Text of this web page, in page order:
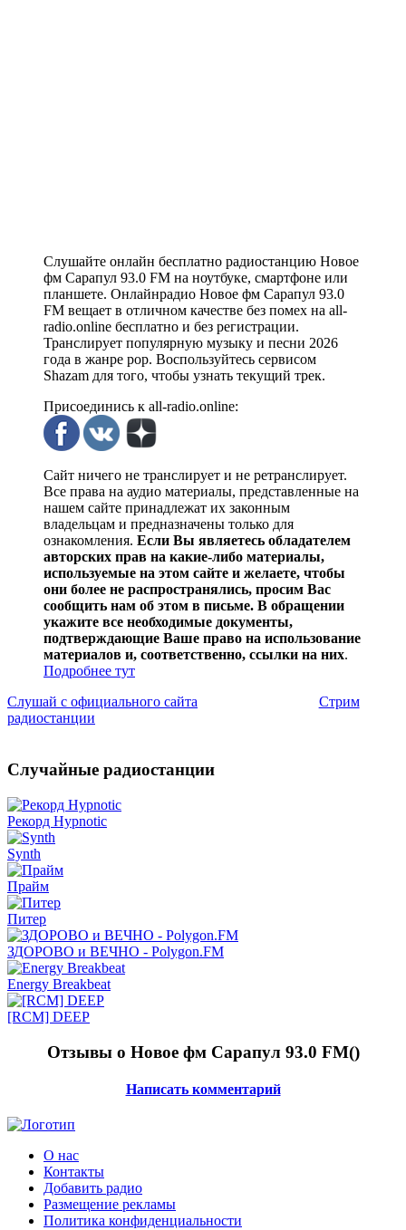
Слушайте онлайн бесплатно радиостанцию Новое
фм Сарапул 93.0 FM на ноутбуке, смартфоне или
планшете. Онлайнрадио Новое фм Сарапул 93.0
FM вещает в отличном качестве без помех на all-
radio.online бесплатно и без регистрации.
Транслирует популярную музыку и песни 2026
года в жанре pop. Воспользуйтесь сервисом
Shazam для того, чтобы узнать текущий трек.
Присоединись к all-radio.online:
Сайт ничего не транслирует и не ретранслирует.
Все права на аудио материалы, представленные на
нашем сайте принадлежат их законным
владельцам и предназначены только для
ознакомления. Если Вы являетесь обладателем
авторских прав на какие-либо материалы,
используемые на этом сайте и желаете, чтобы
они более не распространялись, просим Вас
сообщить нам об этом в письме. В обращении
укажите все необходимые документы,
подтверждающие Ваше право на использование
материалов и, соответственно, ссылки на них.
Подробнее тут
Слушай с официального сайта
Стрим
радиостанции
Случайные радиостанции
Рекорд Hypnotic
Synth
Прайм
Питер
ЗДОРОВО и ВЕЧНО - Polygon.FM
Energy Breakbeat
[RCM] DEEP
Отзывы о Новое фм Сарапул 93.0 FM()
Написать комментарий
О нас
Контакты
Добавить радио
Размещение рекламы
Политика конфиденциальности